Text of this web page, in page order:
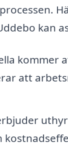
kan
kommer
att